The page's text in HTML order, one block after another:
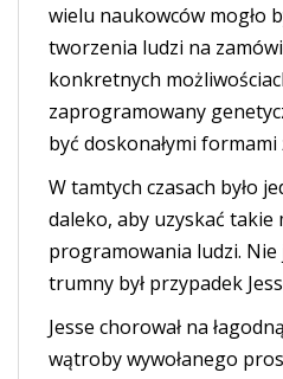
wielu naukowców mogło
tworzenia ludzi na
konkretnych
zaprogramowany
być doskonałymi formami
W tamtych czasach było
daleko, aby uzyskać takie
programowania ludzi.
trumny był przypadek
Jesse chorował na
wątroby wywołanego